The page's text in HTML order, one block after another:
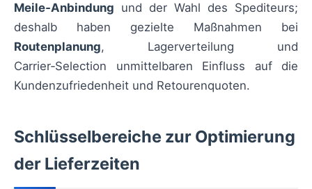
Meile‑Anbindung und der Wahl des Spediteurs;
deshalb haben gezielte Maßnahmen bei
Routenplanung, Lagerverteilung und
Carrier‑Selection unmittelbaren Einfluss auf die
Kundenzufriedenheit und Retourenquoten.
Schlüsselbereiche zur Optimierung
der Lieferzeiten